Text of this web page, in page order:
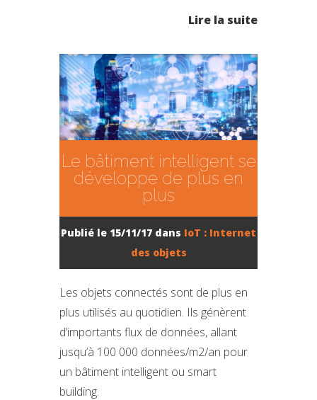
Lire la suite
Le bâtiment intelligent se
développe de plus en
plus
Publié le 15/11/17 dans IoT : Internet
des objets
Les objets connectés sont de plus en
plus utilisés au quotidien. Ils génèrent
d’importants flux de données, allant
jusqu’à 100 000 données/m2/an pour
un bâtiment intelligent ou smart
building.